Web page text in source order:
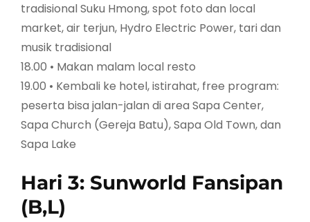
tradisional Suku Hmong, spot foto dan local
market, air terjun, Hydro Electric Power, tari dan
musik tradisional
18.00 • Makan malam local resto
19.00 • Kembali ke hotel, istirahat, free program:
peserta bisa jalan-jalan di area Sapa Center,
Sapa Church (Gereja Batu), Sapa Old Town, dan
Sapa Lake
Hari 3: Sunworld Fansipan
(B,L)